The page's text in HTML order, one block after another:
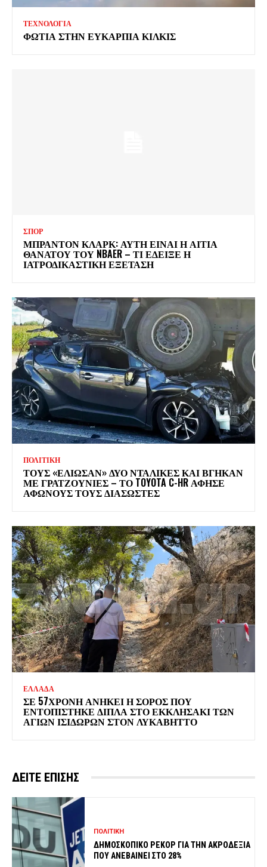
ΤΕΧΝΟΛΟΓΙΑ
ΦΩΤΙΑ ΣΤΗΝ ΕΥΚΑΡΠΙΑ ΚΙΛΚΙΣ
ΣΠΟΡ
ΜΠΡΑΝΤΟΝ ΚΛΑΡΚ: ΑΥΤΗ ΕΙΝΑΙ Η ΑΙΤΙΑ
ΘΑΝΑΤΟΥ ΤΟΥ NBAER – ΤΙ ΕΔΕΙΞΕ Η
ΙΑΤΡΟΔΙΚΑΣΤΙΚΗ ΕΞΕΤΑΣΗ
ΠΟΛΙΤΙΚΗ
ΤΟΥΣ «ΕΛΙΩΣΑΝ» ΔΥΟ ΝΤΑΛΙΚΕΣ ΚΑΙ ΒΓΗΚΑΝ
ΜΕ ΓΡΑΤΖΟΥΝΙΕΣ – ΤΟ TOYOTA C-HR ΑΦΗΣΕ
ΑΦΩΝΟΥΣ ΤΟΥΣ ΔΙΑΣΩΣΤΕΣ
ΕΛΛΑΔΑ
ΣΕ 57ΧΡΟΝΗ ΑΝΗΚΕΙ Η ΣΟΡΟΣ ΠΟΥ
ΕΝΤΟΠΙΣΤΗΚΕ ΔΙΠΛΑ ΣΤΟ ΕΚΚΛΗΣΑΚΙ ΤΩΝ
ΑΓΙΩΝ ΙΣΙΔΩΡΩΝ ΣΤΟΝ ΛΥΚΑΒΗΤΤΟ
ΔΕΙΤΕ ΕΠΙΣΗΣ
ΠΟΛΙΤΙΚΗ
ΔΗΜΟΣΚΟΠΙΚΟ ΡΕΚΟΡ ΓΙΑ ΤΗΝ ΑΚΡΟΔΕΞΙΑ
ΠΟΥ ΑΝΕΒΑΙΝΕΙ ΣΤΟ 28%